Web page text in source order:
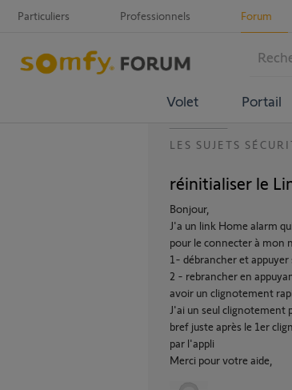
Particuliers Professionnels Forum
Volet Portail
LES SUJETS
réinitialiser le
Bonjour,
J'a un link Home alarm
pour le connecter à mon
1- débrancher et
2 - rebrancher en
avoir un clignotement
J'ai un seul clignotement
bref juste après le 1er
par l'appli
Merci pour votre aide,